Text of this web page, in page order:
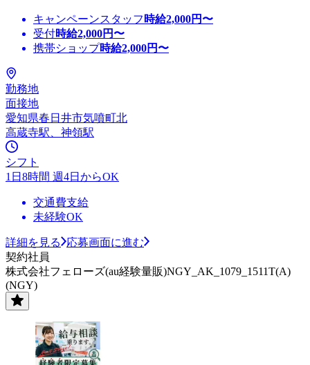
キャンペーンスタッフ 時給2,000円〜
受付時給2,000円〜
携帯ショップ時給2,000円〜
勤務地
面接地
愛知県春日井市気噴町北
高蔵寺駅、神領駅
シフト
1日8時間 週4日からOK
交通費支給
未経験OK
詳細を見る
応募画面に進む
契約社員
株式会社フェローズ(au経験量販)NGY_AK_1079_1511T(A)
(NGY)